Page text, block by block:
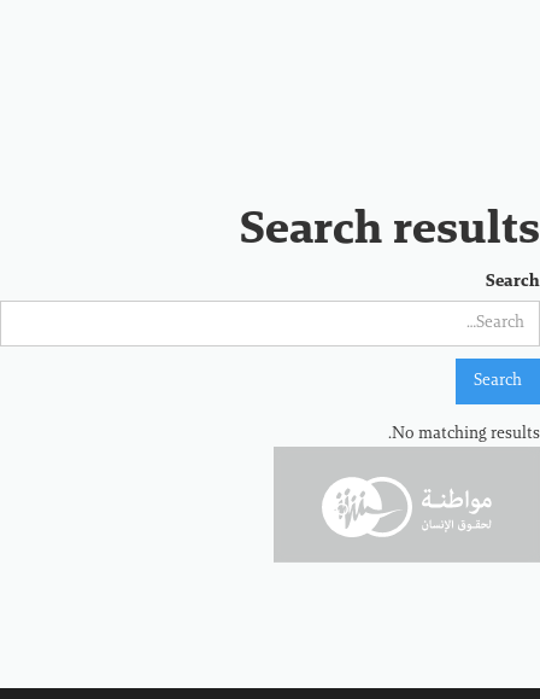
Search results
Search
No matching results.